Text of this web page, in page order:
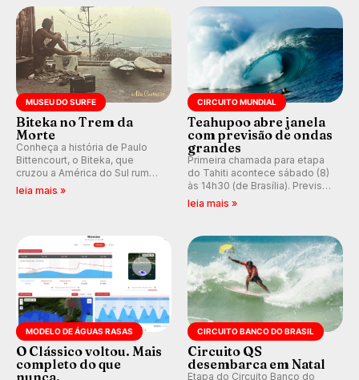
prática em esporte e indústria.
MUSEU DO SURFE
Biteka no Trem da
Morte
Conheça a história de Paulo
Bittencourt, o Biteka, que
cruzou a América do Sul rumo
ao Pacífico em uma jornada
leia mais »
CIRCUITO MUNDIAL
Teahupoo abre janela
com previsão de ondas
grandes
Primeira chamada para etapa
do Tahiti acontece sábado (8)
às 14h30 (de Brasília). Previsão
indica swell consistente.
Kelly Slater convidado.
leia mais »
MODELO DE ÁGUAS RASAS
O Clássico voltou. Mais
completo do que
nunca.
CIRCUITO BANCO DO BRASIL
Circuito QS
desembarca em Natal
Etapa do Circuito Banco do